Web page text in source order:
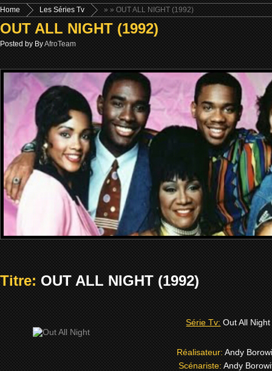
Home »
Les Séries Tv » OUT ALL NIGHT (1992)
OUT ALL NIGHT (1992)
Posted by ByAfroTeam
Titre:OUT ALL NIGHT (1992)
Série Tv: Out All Night
Réalisateur:Andy
Scénariste:Andy